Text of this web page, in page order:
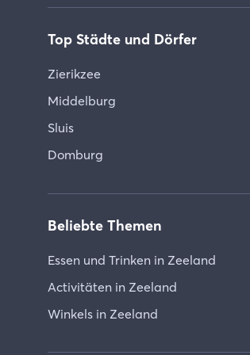
Top Städte und Dörfer
Zierikzee
Middelburg
Sluis
Domburg
Beliebte Themen
Essen und Trinken in Zeeland
Activitäten in Zeeland
Winkels in Zeeland